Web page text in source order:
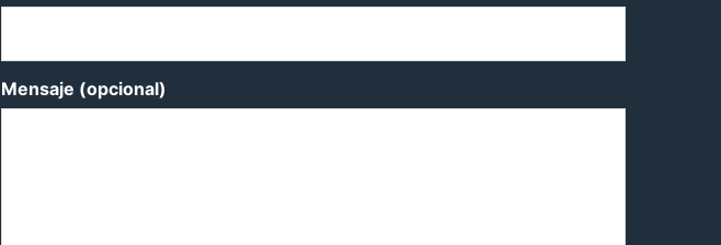
Mensaje (opcional)